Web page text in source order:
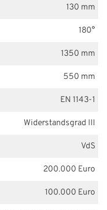
130 mm
180°
1350 mm
550 mm
EN 1143-1
Widerstandsgrad III
VdS
200.000 Euro
100.000 Euro